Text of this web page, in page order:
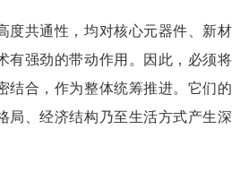
度共通性，均对核心元器件、新材
有强劲的带动作用。因此，必须将
结合，作为整体统筹推进。它们的
局、经济结构乃至生活方式产生深